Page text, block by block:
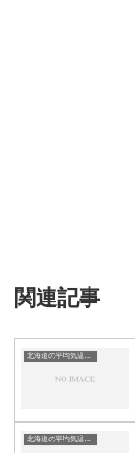
関連記事
北海道の平均気温まとめ
北海道の平均気温まとめ